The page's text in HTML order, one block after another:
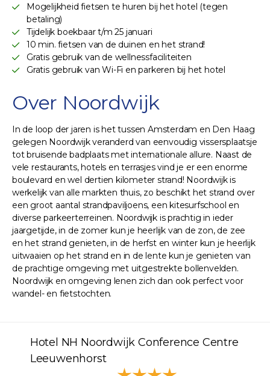
Mogelijkheid fietsen te huren bij het hotel (tegen
betaling)
Tijdelijk boekbaar t/m 25 januari
10 min. fietsen van de duinen en het strand!
Gratis gebruik van de wellnessfaciliteiten
Gratis gebruik van Wi-Fi en parkeren bij het hotel
Over Noordwijk
In de loop der jaren is het tussen Amsterdam en Den Haag
gelegen Noordwijk veranderd van eenvoudig vissersplaatsje
tot bruisende badplaats met internationale allure. Naast de
vele restaurants, hotels en terrasjes vind je er een enorme
boulevard en wel dertien kilometer strand! Noordwijk is
werkelijk van alle markten thuis, zo beschikt het strand over
een groot aantal strandpaviljoens, een kitesurfschool en
diverse parkeerterreinen. Noordwijk is prachtig in ieder
jaargetijde, in de zomer kun je heerlijk van de zon, de zee
en het strand genieten, in de herfst en winter kun je heerlijk
uitwaaien op het strand en in de lente kun je genieten van
de prachtige omgeving met uitgestrekte bollenvelden.
Noordwijk en omgeving lenen zich dan ook perfect voor
wandel- en fietstochten.
Hotel NH Noordwijk Conference Centre
Leeuwenhorst